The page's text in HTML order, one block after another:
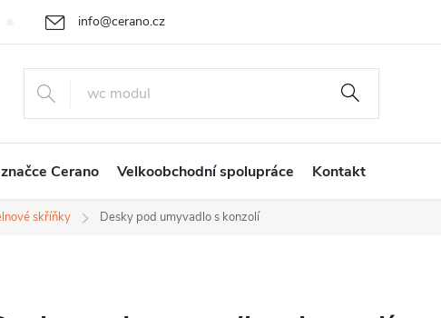
+420 226 400 232
info@cerano.cz
Cenová nabídka na míru
Cerano Velkoobchodní spolupráce Kontakt
skříňky Desky pod umyvadlo s konzolí